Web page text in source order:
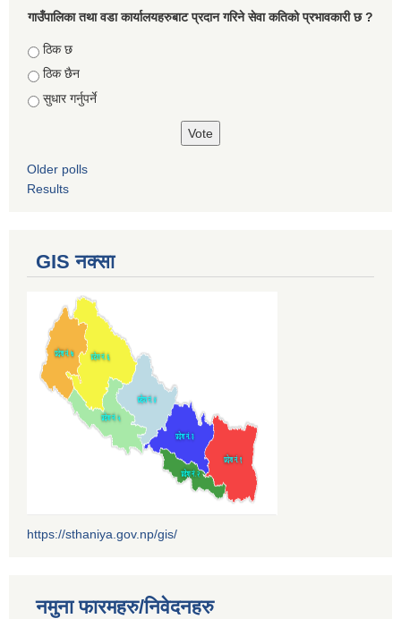
गाउँपालिका तथा वडा कार्यालयहरुबाट प्रदान गरिने सेवा कतिको प्रभावकारी छ ?
Choices
ठिक छ
ठिक छैन
सुधार गर्नुपर्ने
Older polls
Results
GIS नक्सा
https://sthaniya.gov.np/gis/
नमुना फारमहरु/निवेदनहरु